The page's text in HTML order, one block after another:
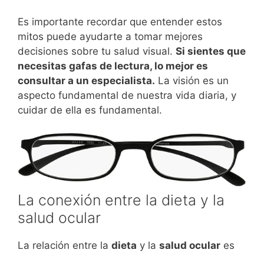
Es importante recordar que entender estos
mitos puede ayudarte a tomar mejores
decisiones sobre tu salud visual. Si sientes que
necesitas gafas de lectura, lo mejor es
consultar a un especialista. La visión es un
aspecto fundamental de nuestra vida diaria, y
cuidar de ella es fundamental.
La conexión entre la dieta y la
salud ocular
La relación entre la dieta y la salud ocular es